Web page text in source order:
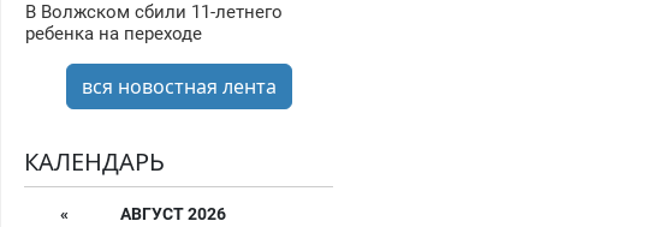
В Волжском сбили 11-летнего
ребенка на переходе
вся новостная лента
КАЛЕНДАРЬ
«
АВГУСТ 2026